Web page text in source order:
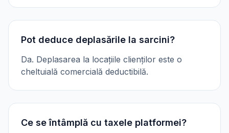
Pot deduce deplasările la sarcini?
Da. Deplasarea la locațiile clienților este o
cheltuială comercială deductibilă.
Ce se întâmplă cu taxele platformei?